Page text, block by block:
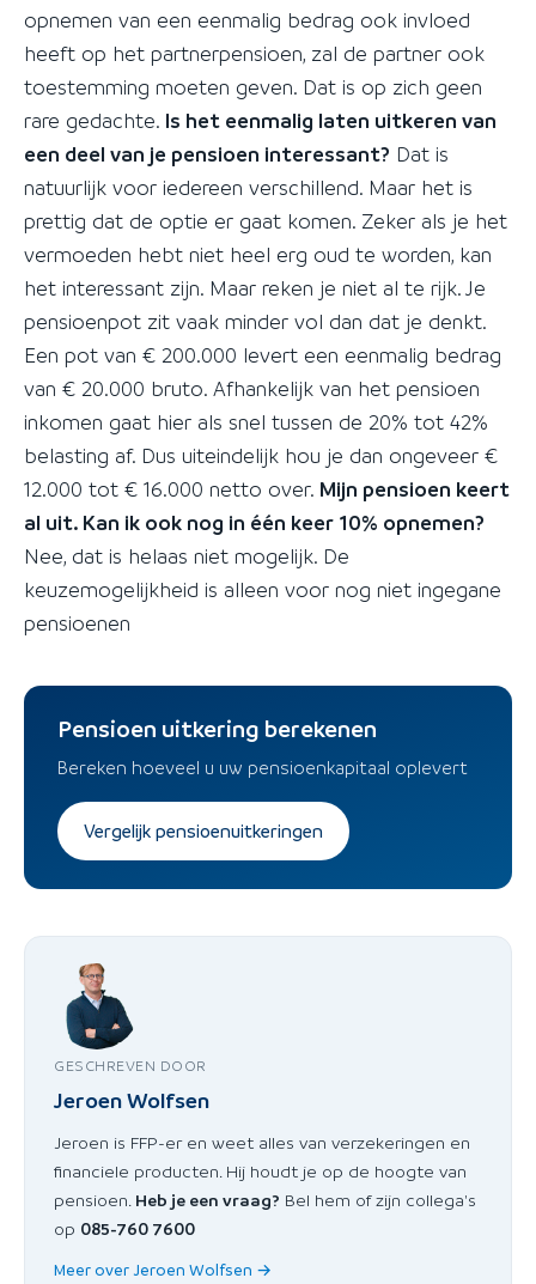
opnemen van een eenmalig bedrag ook invloed
heeft op het partnerpensioen, zal de partner ook
toestemming moeten geven. Dat is op zich geen
rare gedachte. Is het eenmalig laten uitkeren van
een deel van je pensioen interessant? Dat is
natuurlijk voor iedereen verschillend. Maar het is
prettig dat de optie er gaat komen. Zeker als je het
vermoeden hebt niet heel erg oud te worden, kan
het interessant zijn. Maar reken je niet al te rijk. Je
pensioenpot zit vaak minder vol dan dat je denkt.
Een pot van € 200.000 levert een eenmalig bedrag
van € 20.000 bruto. Afhankelijk van het pensioen
inkomen gaat hier als snel tussen de 20% tot 42%
belasting af. Dus uiteindelijk hou je dan ongeveer €
12.000 tot € 16.000 netto over. Mijn pensioen keert
al uit. Kan ik ook nog in één keer 10% opnemen?
Nee, dat is helaas niet mogelijk. De
keuzemogelijkheid is alleen voor nog niet ingegane
pensioenen
Pensioen uitkering berekenen
Bereken hoeveel u uw pensioenkapitaal oplevert
Vergelijk pensioenuitkeringen
GESCHREVEN DOOR
Jeroen Wolfsen
Jeroen is FFP-er en weet alles van verzekeringen en
financiele producten. Hij houdt je op de hoogte van
pensioen. Heb je een vraag? Bel hem of zijn collega's
op 085-760 7600
Meer over Jeroen Wolfsen →